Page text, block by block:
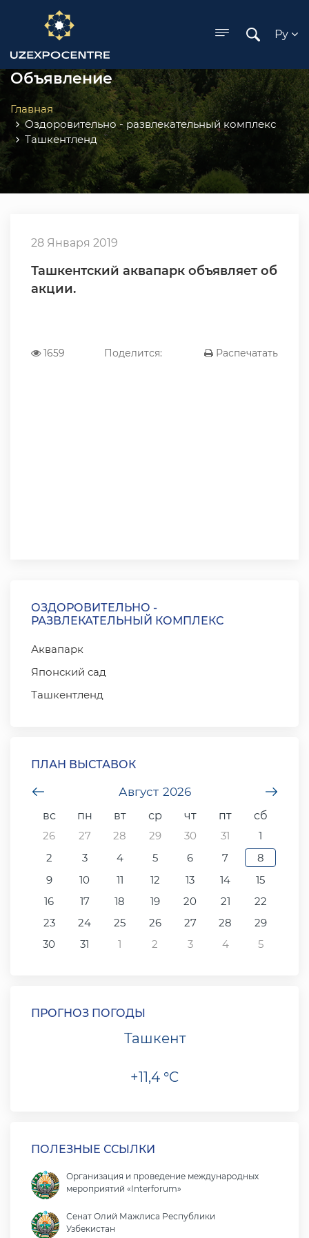
menu
Ру
Объявление
Главная
Оздоровительно - развлекательный комплекс
Ташкентленд
28 Января 2019
Ташкентский аквапарк объявляет об
акции.
1659 Поделится: Распечатать
ОЗДОРОВИТЕЛЬНО -
РАЗВЛЕКАТЕЛЬНЫЙ КОМПЛЕКС
Аквапарк
Японский сад
Ташкентленд
ПЛАН ВЫСТАВОК
Август 2026
вс
пн вт ср чт пт
сб
26
27 28 29 30 31
1
2
3 4 5 6 7
8
9
10 11 12 13 14
15
16
17 18 19 20 21
22
23
24 25 26 27 28
29
30
31 1 2 3 4 5
ПРОГНОЗ ПОГОДЫ
Ташкент
+11,4 °C
ПОЛЕЗНЫЕ ССЫЛКИ
Организация и проведение международных
мероприятий «Interforum»
Сенат Олий Мажлиса Республики
Узбекистан